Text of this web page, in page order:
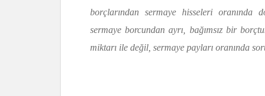
borçlarından sermaye hisseleri oranında
sermaye borcundan ayrı, bağımsız bir
miktarı ile değil, sermaye payları oranında